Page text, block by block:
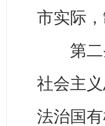
市实际，
第二
社会主
法治国